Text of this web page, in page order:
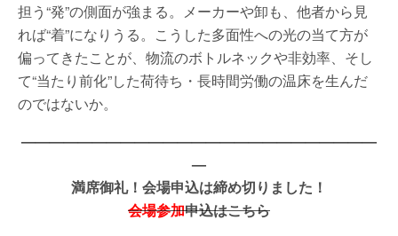
担う“発”の側面が強まる。メーカーや卸も、他者から見
れば“着”になりうる。こうした多面性への光の当て方が
偏ってきたことが、物流のボトルネックや非効率、そし
て“当たり前化”した荷待ち・長時間労働の温床を生んだ
のではないか。
—————————————————————————
—
満席御礼！会場申込は締め切りました！
会場参加申込はこちら